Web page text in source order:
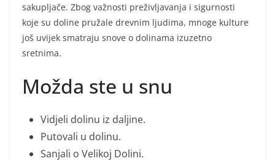
sakupljače. Zbog važnosti preživljavanja i sigurnosti
koje su doline pružale drevnim ljudima, mnoge kulture
još uvijek smatraju snove o dolinama izuzetno
sretnima.
Možda ste u snu
Vidjeli dolinu iz daljine.
Putovali u dolinu.
Sanjali o Velikoj Dolini.